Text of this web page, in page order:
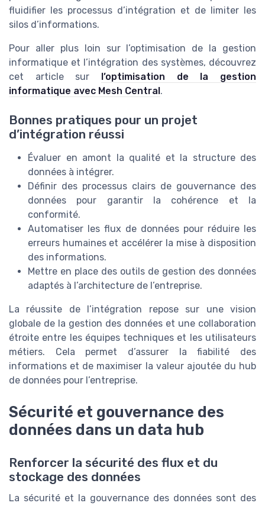
fluidifier les processus d’intégration et de limiter les
silos d’informations.
Pour aller plus loin sur l’optimisation de la gestion
informatique et l’intégration des systèmes, découvrez
cet article sur
l’optimisation de la gestion
informatique avec Mesh Central .
Bonnes pratiques pour un projet
d’intégration réussi
Évaluer en amont la qualité et la structure des
données à intégrer.
Définir des processus clairs de gouvernance des
données pour garantir la cohérence et la
conformité.
Automatiser les flux de données pour réduire les
erreurs humaines et accélérer la mise à disposition
des informations.
Mettre en place des outils de gestion des données
adaptés à l’architecture de l’entreprise.
La réussite de l’intégration repose sur une vision
globale de la gestion des données et une collaboration
étroite entre les équipes techniques et les utilisateurs
métiers. Cela permet d’assurer la fiabilité des
informations et de maximiser la valeur ajoutée du hub
de données pour l’entreprise.
Sécurité et gouvernance des
données dans un data hub
Renforcer la sécurité des flux et du
stockage des données
La sécurité et la gouvernance des données sont des